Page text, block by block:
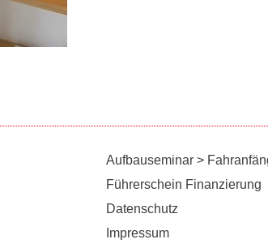
Aufbauseminar >
Führerschein Finanzierung
Datenschutz
Impressum